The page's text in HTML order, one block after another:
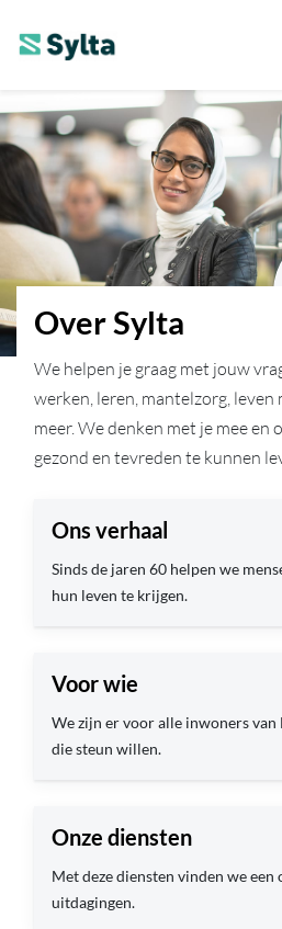
Over Sylta
We helpen je graag met jouw
werken, leren, mantelzorg, leven
meer. We denken met je mee en
gezond en tevreden te kunnen
Ons verhaal
Sinds de jaren 60 helpen we
hun leven te krijgen.
Voor wie
We zijn er voor alle inwoners
die steun willen.
Onze diensten
Met deze diensten vinden we
uitdagingen.